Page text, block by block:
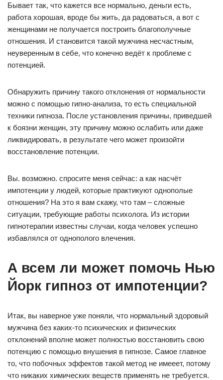
Бывает так, что кажется все нормально, деньги есть,
работа хорошая, вроде бы жить, да радоваться, а вот с
женщинами не получается построить благополучные
отношения. И становится такой мужчина несчастным,
неуверенным в себе, что конечно ведёт к проблеме с
потенцией.
Обнаружить причину такого отклонения от нормальности
можно с помощью гипно-анализа, то есть специальной
техники гипноза. После установления причины, приведшей
к боязни женщин, эту причину можно ослабить или даже
ликвидировать, в результате чего может произойти
восстановление потенции.
Вы. возможно. спросите меня сейчас: а как насчёт
импотенции у людей, которые практикуют однополые
отношения? На это я вам скажу, что там – сложные
ситуации, требующие работы психолога. Из истории
гипнотерапии известны случаи, когда человек успешно
избавлялся от однополого влечения.
А всем ли может помочь Нью
Йорк гипноз от импотенции?
Итак, вы наверное уже поняли, что нормальный здоровый
мужчина без каких-то психических и физических
отклонений вполне может полностью восстановить свою
потенцию с помощью внушения в гипнозе. Самое главное
то, что побочных эффектов такой метод не имееет, потому
что никаких химических веществ применять не требуется.